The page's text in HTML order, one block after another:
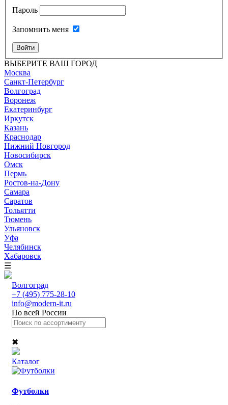
Пароль
Запомнить меня
Войти
ВЫБЕРИТЕ ВАШ ГОРОД
Москва
Санкт-Петербург
Волгоград
Воронеж
Екатеринбург
Иркутск
Казань
Краснодар
Нижний Новгород
Новосибирск
Омск
Пермь
Ростов-на-Дону
Самара
Саратов
Тольятти
Тюмень
Ульяновск
Уфа
Челябинск
Хабаровск
☰
Волгоград
+7 (495) 775-28-10
info@modern-it.ru
По всей России
✖
Каталог
Футболки